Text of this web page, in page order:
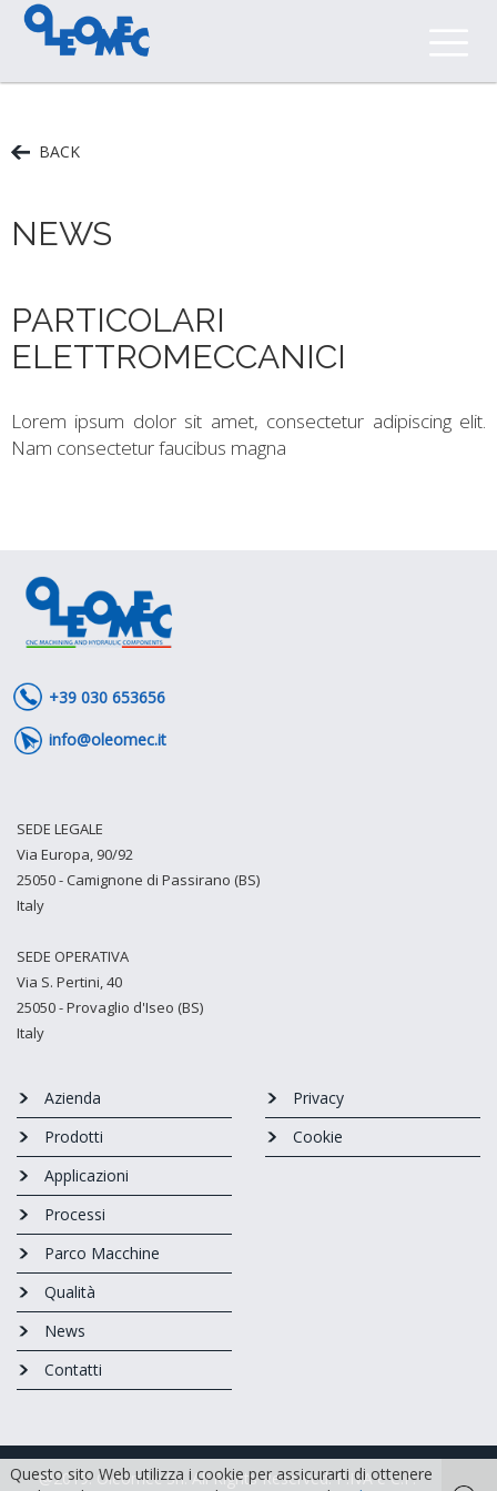
BACK
NEWS
PARTICOLARI
ELETTROMECCANICI
Lorem ipsum dolor sit amet, consectetur adipiscing elit.
Nam consectetur faucibus magna
+39 030 653656
info@oleomec.it
SEDE LEGALE
Via Europa, 90/92
25050 - Camignone di Passirano (BS)
Italy
SEDE OPERATIVA
Via S. Pertini, 40
25050 - Provaglio d'Iseo (BS)
Italy
Azienda
Prodotti
Applicazioni
Processi
Parco Macchine
Qualità
News
Contatti
Privacy
Cookie
@2019. Oleomec Srl. All Rights Reserved. P.IVA e C.F.
Questo sito Web utilizza i cookie per assicurarti di ottenere